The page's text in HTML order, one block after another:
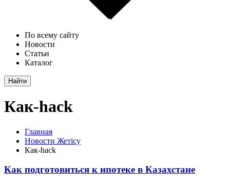
По всему сайту
Новости
Статьи
Каталог
Найти
Как-hack
Главная
Новости Жетісу
Как-hack
Как подготовиться к ипотеке в Казахстане